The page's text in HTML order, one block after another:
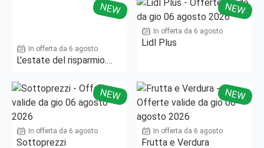
NEW
In offerta da 6 agosto
L'estate del risparmio.
NEW
In offerta da 6 agosto
Lidl Plus
NEW
In offerta da 6 agosto
Sottoprezzi
NEW
In offerta da 6 agosto
Frutta e Verdura